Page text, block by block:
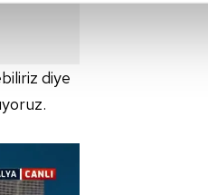
ve kişiselleştirilmesi ve sizlere
dahilinde kullanılacaktır.
Çerezlere ilişkin detaylı
diye